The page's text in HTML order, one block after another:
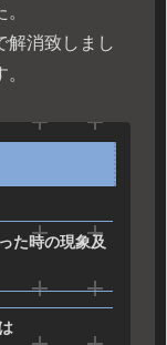
解消致しまし
た時の現象及